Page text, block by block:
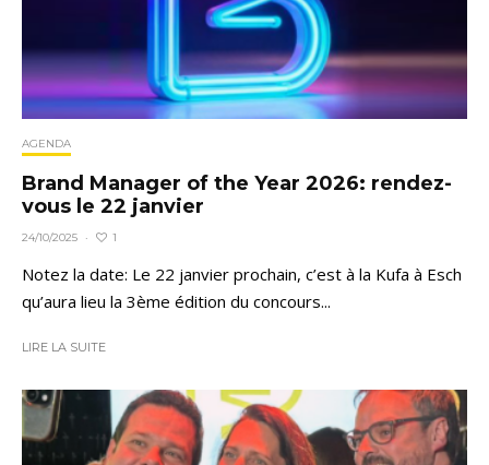
AGENDA
Brand Manager of the Year 2026: rendez-
vous le 22 janvier
24/10/2025 · 1
Notez la date: Le 22 janvier prochain, c’est à la Kufa à Esch
qu’aura lieu la 3ème édition du concours...
LIRE LA SUITE